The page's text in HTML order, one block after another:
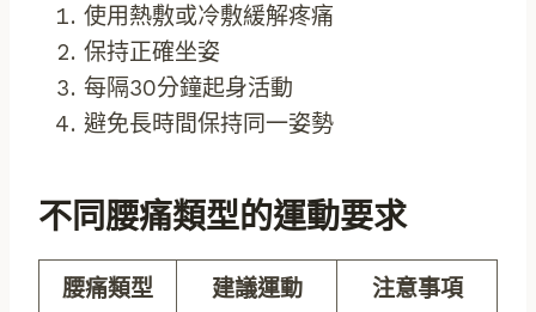
使用熱敷或冷敷緩解疼痛
保持正確坐姿
每隔30分鐘起身活動
避免長時間保持同一姿勢
不同腰痛類型的運動要求
腰痛類型 建議運動 注意事項